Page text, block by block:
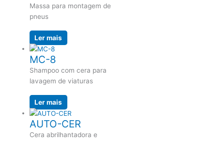
Massa para montagem de
pneus
Ler mais
MC-8
Shampoo com cera para
lavagem de viaturas
Ler mais
AUTO-CER
Cera abrilhantadora e